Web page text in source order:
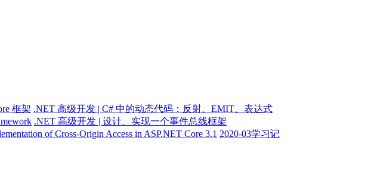
框架 .NET 高级开发 | C# 中的动态代码：反射、EMIT、表达式
.NET 高级开发 | 设计、实现一个事件总线框架
of Cross-Origin Access in ASP.NET Core 3.1 2020-03学习记